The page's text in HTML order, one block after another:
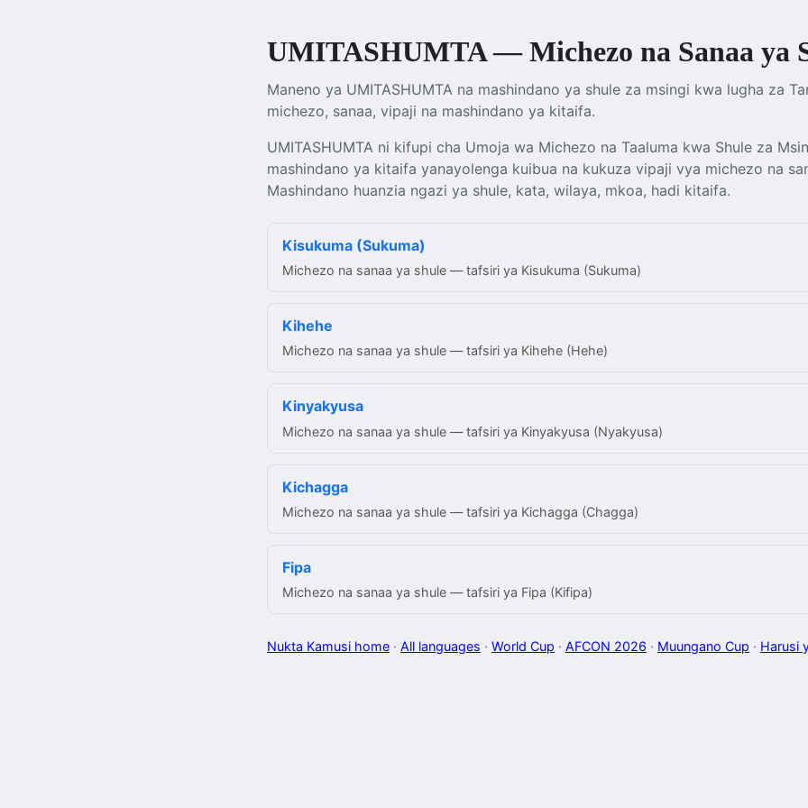
UMITASHUMTA — Michezo na Sanaa ya
Maneno ya UMITASHUMTA na mashindano ya shule za msingi kwa lugha za
michezo, sanaa, vipaji na mashindano ya kitaifa.
UMITASHUMTA ni kifupi cha Umoja wa Michezo na Taaluma kwa Shule za
mashindano ya kitaifa yanayolenga kuibua na kukuza vipaji vya michezo na
Mashindano huanzia ngazi ya shule, kata, wilaya, mkoa, hadi kitaifa.
Kisukuma (Sukuma)
Michezo na sanaa ya shule — tafsiri ya Kisukuma (Sukuma)
Kihehe
Michezo na sanaa ya shule — tafsiri ya Kihehe (Hehe)
Kinyakyusa
Michezo na sanaa ya shule — tafsiri ya Kinyakyusa (Nyakyusa)
Kichagga
Michezo na sanaa ya shule — tafsiri ya Kichagga (Chagga)
Fipa
Michezo na sanaa ya shule — tafsiri ya Fipa (Kifipa)
Nukta Kamusi home · All languages · World Cup · AFCON 2026 · Muungano Cup · Harusi